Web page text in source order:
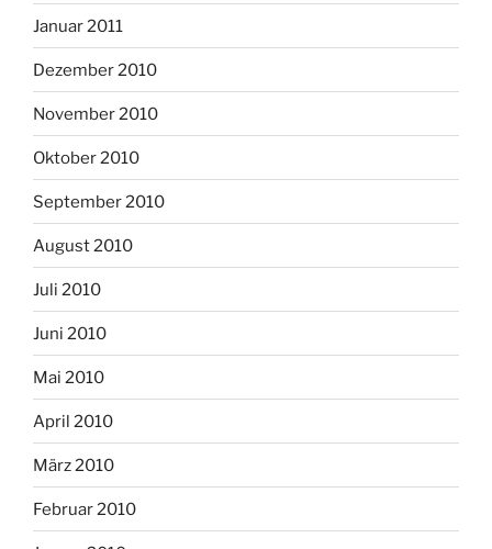
Januar 2011
Dezember 2010
November 2010
Oktober 2010
September 2010
August 2010
Juli 2010
Juni 2010
Mai 2010
April 2010
März 2010
Februar 2010